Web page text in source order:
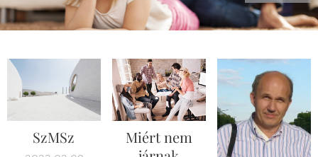
SzMSz
Miért nem